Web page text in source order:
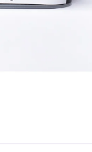
SARMA 360